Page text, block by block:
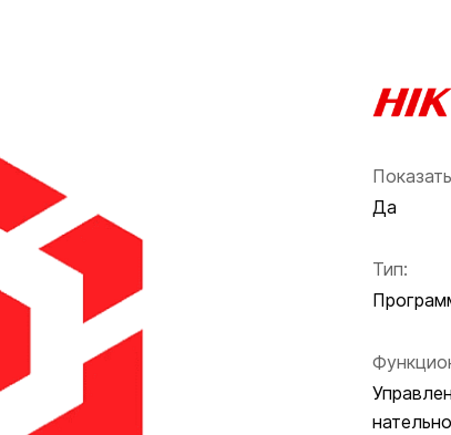
Да
Тип: